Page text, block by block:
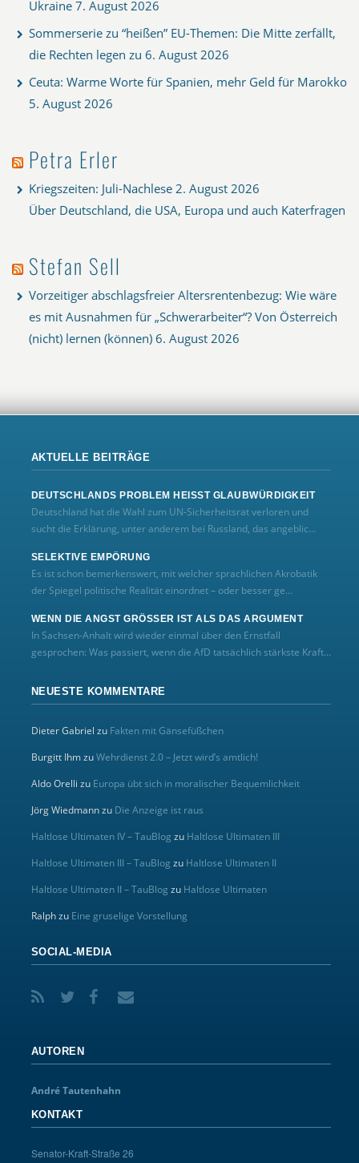
Ukraine 7. August 2026
Sommerserie zu “heißen” EU-Themen: Die Mitte zerfällt,
die Rechten legen zu 6. August 2026
Ceuta: Warme Worte für Spanien, mehr Geld für Marokko
5. August 2026
Petra Erler
Kriegszeiten: Juli-Nachlese 2. August 2026
Über Deutschland, die USA, Europa und auch Katerfragen
Stefan Sell
Vorzeitiger abschlagsfreier Altersrentenbezug: Wie wäre
es mit Ausnahmen für „Schwerarbeiter“? Von Österreich
(nicht) lernen (können) 6. August 2026
AKTUELLE BEITRÄGE
DEUTSCHLANDS PROBLEM HEISST GLAUBWÜRDIGKEIT
Deutschland hat die Wahl zum UN‑Sicherheitsrat verloren und
sucht die Erklärung, unter anderem bei Russland, das angeblic...
SELEKTIVE EMPÖRUNG
Es ist schon bemerkenswert, mit welcher sprachlichen Akrobatik
der Spiegel politische Realität einordnet – oder besser ge...
WENN DIE ANGST GRÖSSER IST ALS DAS ARGUMENT
In Sachsen-Anhalt wird wieder einmal über den Ernstfall
gesprochen: Was passiert, wenn die AfD tatsächlich stärkste Kraft...
NEUESTE KOMMENTARE
Dieter Gabriel zu Fakten mit Gänsefüßchen
Burgitt IhmzuWehrdienst 2.0 – Jetzt wird’s amtlich!
Aldo Orelli zu Europa übt sich in moralischer Bequemlichkeit
Jörg Wiedmannzu Die Anzeige ist raus
Haltlose Ultimaten IV – TauBlog zu Haltlose Ultimaten III
Haltlose Ultimaten III – TauBlog zu Haltlose Ultimaten II
Haltlose Ultimaten II – TauBlog zu Haltlose Ultimaten
Ralphzu Eine gruselige Vorstellung
SOCIAL-MEDIA
AUTOREN
André Tautenhahn
KONTAKT
Senator-Kraft-Straße 26